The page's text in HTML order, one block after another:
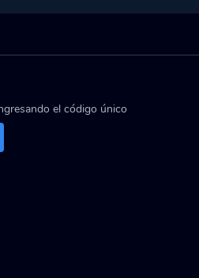
el código único